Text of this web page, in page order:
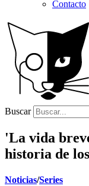
Contacto
Buscar
'La vida
historia de
Noticias/Series